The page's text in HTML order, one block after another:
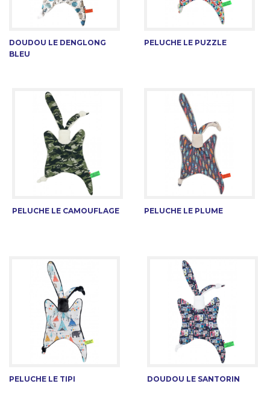
DOUDOU LE DENGLONG
BLEU
PELUCHE LE PUZZLE
PELUCHE LE CAMOUFLAGE PELUCHE LE PLUME
PELUCHE LE TIPI DOUDOU LE SANTORIN